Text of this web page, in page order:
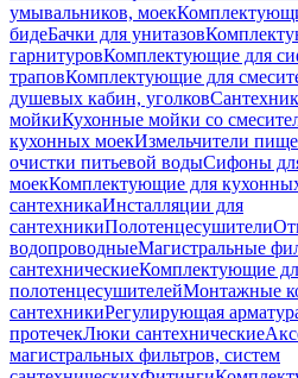
умывальников, моек
бидеБачки для унитазов
гарнитуровКомплектующие для
траповКомплектующие для
душевых кабин, уголков
мойкиКухонные мойки со
кухонных моекИзмельчители
очистки питьевой водыСифоны
моекКомплектующие для
сантехникаИнсталляции для
сантехникиПолотенцесушители
водопроводныеМагистральные
сантехническиеКомплектующие
полотенцесушителейМонтажные
сантехникиРегулирующая
протечекЛюки сантехнические
магистральных фильтров, систем